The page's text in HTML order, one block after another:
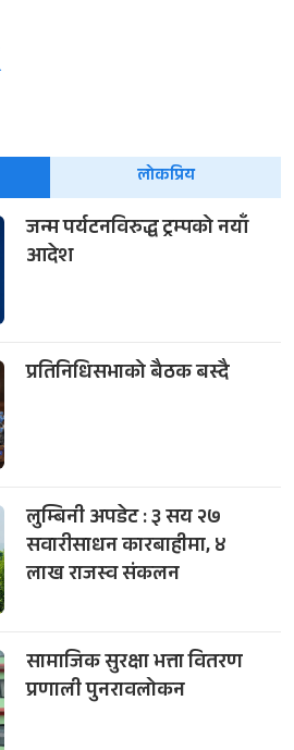
लोकप्रिय
जन्म पर्यटनविरुद्ध ट्रम्पको नयाँ
आदेश
प्रतिनिधिसभाको बैठक बस्दै
लुम्बिनी अपडेट : ३ सय २७
सवारीसाधन कारबाहीमा, ४
लाख राजस्व संकलन
सामाजिक सुरक्षा भत्ता वितरण
प्रणाली पुनरावलोकन